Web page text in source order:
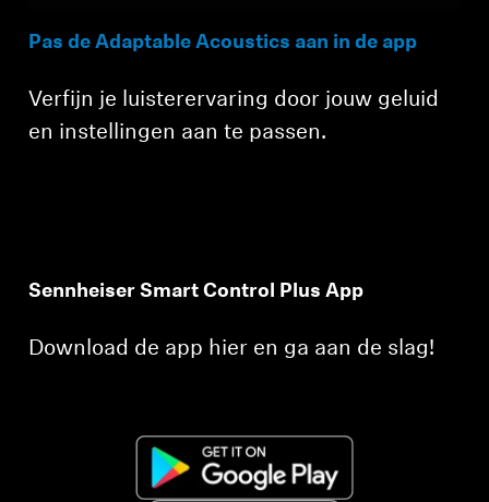
Pas de Adaptable Acoustics aan in de app
Verfijn je luisterervaring door jouw geluid
en instellingen aan te passen.
Sennheiser Smart Control Plus App
Download de app hier en ga aan de slag!
Meld u aan bij uw account om producten aan uw
verlanglijst toe te voegen en uw eerder
opgeslagen artikelen te bekijken.